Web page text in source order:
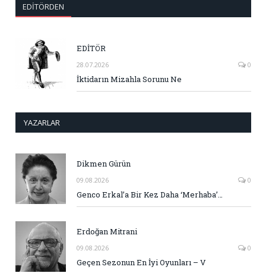
EDITÖRDEN
EDİTÖR
28.07.2026 0
İktidarın Mizahla Sorunu Ne
YAZARLAR
Dikmen Gürün
09.08.2026 0
Genco Erkal’a Bir Kez Daha ‘Merhaba’…
Erdoğan Mitrani
09.08.2026 0
Geçen Sezonun En İyi Oyunları – V